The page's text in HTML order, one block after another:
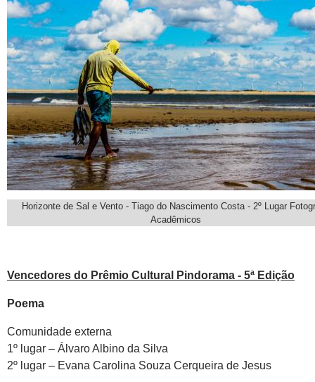
Horizonte de Sal e Vento - Tiago do Nascimento Costa - 2º Lugar
Acadêmicos
Vencedores do Prêmio Cultural Pindorama - 5ª Edição
Poema
Comunidade externa
1º lugar – Álvaro Albino da Silva
2º lugar – Evana Carolina Souza Cerqueira de Jesus